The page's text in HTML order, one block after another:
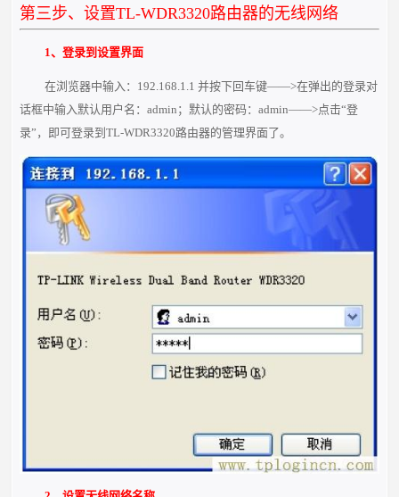
第三步、设置TL-WDR3320路由器的无线网络
1、登录到设置界面
在浏览器中输入：192.168.1.1 并按下回车键——>在弹出的登录对
话框中输入默认用户名：admin；默认的密码：admin——>点击“登
录”，即可登录到TL-WDR3320路由器的管理界面了。